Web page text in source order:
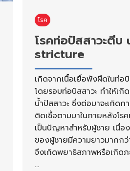
โรค
โรคท่อปัสสาวะตี
stricture
เกิดจากเนื้อเยื่อพังผืดในท่อ
โดยรอบท่อปัสสาวะ ทำให้เ
น้ำปัสสาวะ ซึ่งต่อมาจะเกิดก
ติดเชื้อตามมาในภายหลังโร
เป็นปัญหาสำหรับผู้ชาย เนื่อ
ของผู้ชายมีความยาวมากก
จึงเกิดพยาธิสภาพหรือเกิด
…